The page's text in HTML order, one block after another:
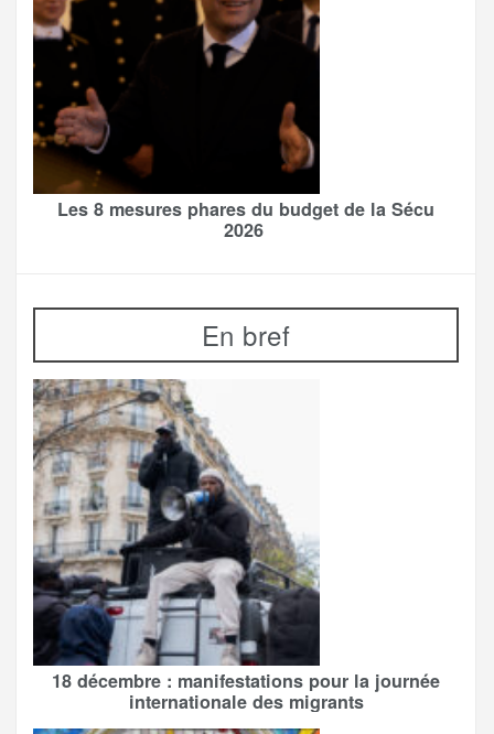
Les 8 mesures phares du budget de la Sécu
2026
En bref
18 décembre : manifestations pour la journée
internationale des migrants